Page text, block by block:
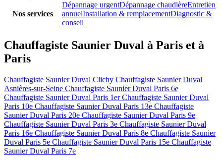
Nos services
Dépannage urgentDépannage chaudièreEntretien
annuelInstallation & remplacementDiagnostic &
conseil
Chauffagiste Saunier Duval à Paris et à
Paris
Chauffagiste Saunier Duval Clichy Chauffagiste Saunier Duval
Asnières-sur-Seine Chauffagiste Saunier Duval Paris 6e
Chauffagiste Saunier Duval Paris 1erChauffagiste Saunier Duval
Paris 10e Chauffagiste Saunier Duval Paris 13e Chauffagiste
Saunier Duval Paris 20e Chauffagiste Saunier Duval Paris 9e
Chauffagiste Saunier Duval Paris 3e Chauffagiste Saunier Duval
Paris 16e Chauffagiste Saunier Duval Paris 8e Chauffagiste Saunier
Duval Paris 5e Chauffagiste Saunier Duval Paris 15e Chauffagiste
Saunier Duval Paris 7e